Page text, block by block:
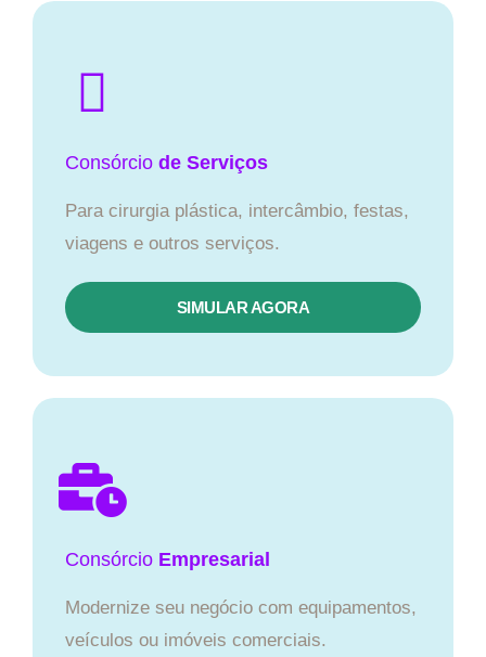
Consórcio de Serviços
Para cirurgia plástica, intercâmbio, festas,
viagens e outros serviços.
SIMULAR AGORA
Consórcio Empresarial
Modernize seu negócio com equipamentos,
veículos ou imóveis comerciais.